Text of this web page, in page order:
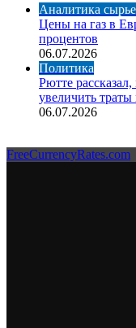
Аналитика
Цены на газ в
процентов
06.07.2026
Политика
Рютте
увеличить
06.07.2026
FreeCurrencyRates.com